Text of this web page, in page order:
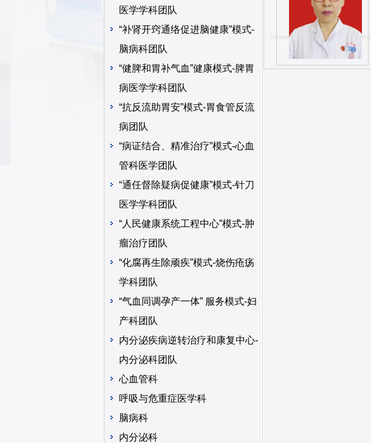
医学学科团队
“补肾开窍通络促进脑健康”模式-
脑病科团队
“健脾和胃补气血”健康模式-脾胃
病医学学科团队
“抗反流助胃安”模式-胃食管反流
病团队
“病证结合、精准治疗”模式-心血
管科医学团队
“通任督除疑病促健康”模式-针刀
医学学科团队
“人民健康系统工程中心”模式-肿
瘤治疗团队
“化腐再生除顽疾”模式-烧伤疮疡
学科团队
“气血同调孕产一体” 服务模式-妇
产科团队
内分泌疾病逆转治疗和康复中心-
内分泌科团队
心血管科
呼吸与危重症医学科
脑病科
内分泌科